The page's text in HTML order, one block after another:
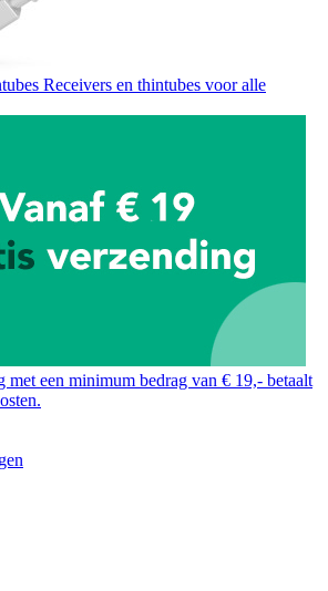
Receivers en thintubes voor alle
met een minimum bedrag van € 19,- betaalt